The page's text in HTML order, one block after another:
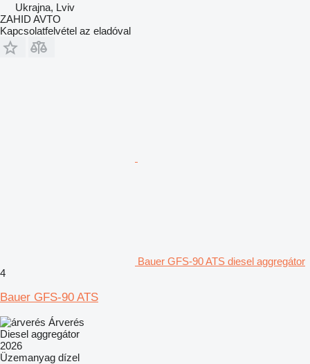
Ukrajna, Lviv
ZAHID AVTO
Kapcsolatfelvétel az eladóval
Bauer GFS-90 ATS diesel aggregátor
4
Bauer GFS-90 ATS
Árverés
Diesel aggregátor
2026
Üzemanyag dízel